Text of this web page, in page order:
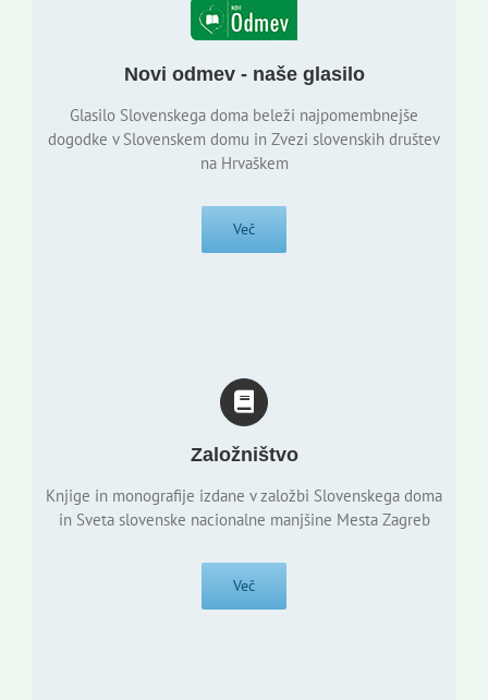
Novi odmev - naše glasilo
Glasilo Slovenskega doma beleži najpomembnejše
dogodke v Slovenskem domu in Zvezi slovenskih društev
na Hrvaškem
Več
Založništvo
Knjige in monografije izdane v založbi Slovenskega doma
in Sveta slovenske nacionalne manjšine Mesta Zagreb
Več